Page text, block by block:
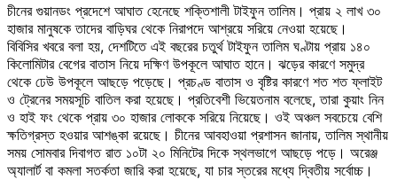
চীনের গুয়ানডং প্রদেশে আঘাত হেনেছে শক্তিশালী টাইফুন তালিম। প্রায় ২ লাখ ৩০
হাজার মানুষকে তাদের বাড়িঘর থেকে নিরাপদে আশ্রয়ে সরিয়ে নেওয়া হয়েছে।
বিবিসির খবরে বলা হয়, দেশটিতে এই বছরের চতুর্থ টাইফুন তালিম ঘণ্টায় প্রায় ১৪০
কিলোমিটার বেগের বাতাস নিয়ে দক্ষিণ উপকূলে আঘাত হানে। ঝড়ের কারণে সমুদ্র
থেকে ঢেউ উপকূলে আছড়ে পড়েছে। প্রচণ্ড বাতাস ও বৃষ্টির কারণে শত শত ফ্লাইট
ও ট্রেনের সময়সূচি বাতিল করা হয়েছে। প্রতিবেশী ভিয়েতনাম বলেছে, তারা কুয়াং নিন
ও হাই ফং থেকে প্রায় ৩০ হাজার লোককে সরিয়ে নিয়েছে। ওই অঞ্চল সবচেয়ে বেশি
ক্ষতিগ্রস্ত হওয়ার আশঙ্কা রয়েছে। চীনের আবহাওয়া প্রশাসন জানায়, তালিম স্থানীয়
সময় সোমবার দিবাগত রাত ১০টা ২০ মিনিটের দিকে স্থলভাগে আছড়ে পড়ে। অরেঞ্জ
অ্যালার্ট বা কমলা সতর্কতা জারি করা হয়েছে, যা চার স্তরের মধ্যে দ্বিতীয় সর্বোচ্চ।